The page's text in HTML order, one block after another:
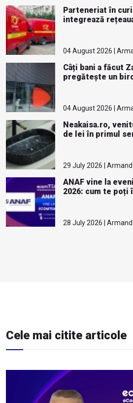
Parteneriat în
integrează
04 August 2026 |
Câți bani a făcut
pregătește un
04 August 2026 |
Neakaisa.ro,
de lei în primul
29 July 2026 |
ANAF vine la
2026: cum te poți
28 July 2026 |
Cele mai citite articole